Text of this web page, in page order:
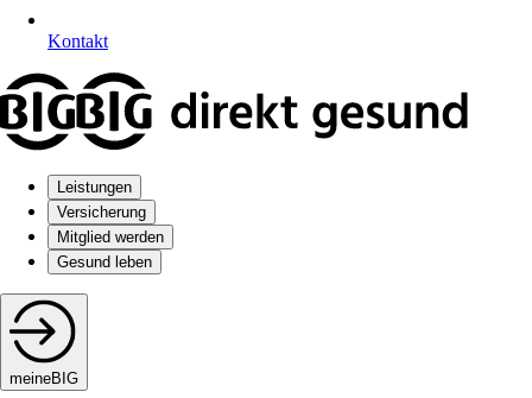
Kontakt
Leistungen
Versicherung
Mitglied werden
Gesund leben
meineBIG